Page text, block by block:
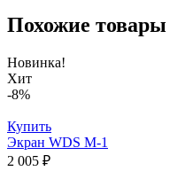
Похожие товары
Новинка!
Хит
-8%
Купить
Экран WDS M-1
2 005 ₽